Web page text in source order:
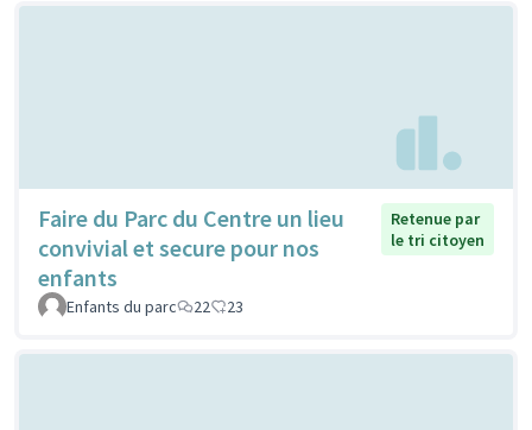
Faire du Parc du Centre un lieu
convivial et secure pour nos
enfants
Retenue par
le tri citoyen
Enfants du parc 22 23